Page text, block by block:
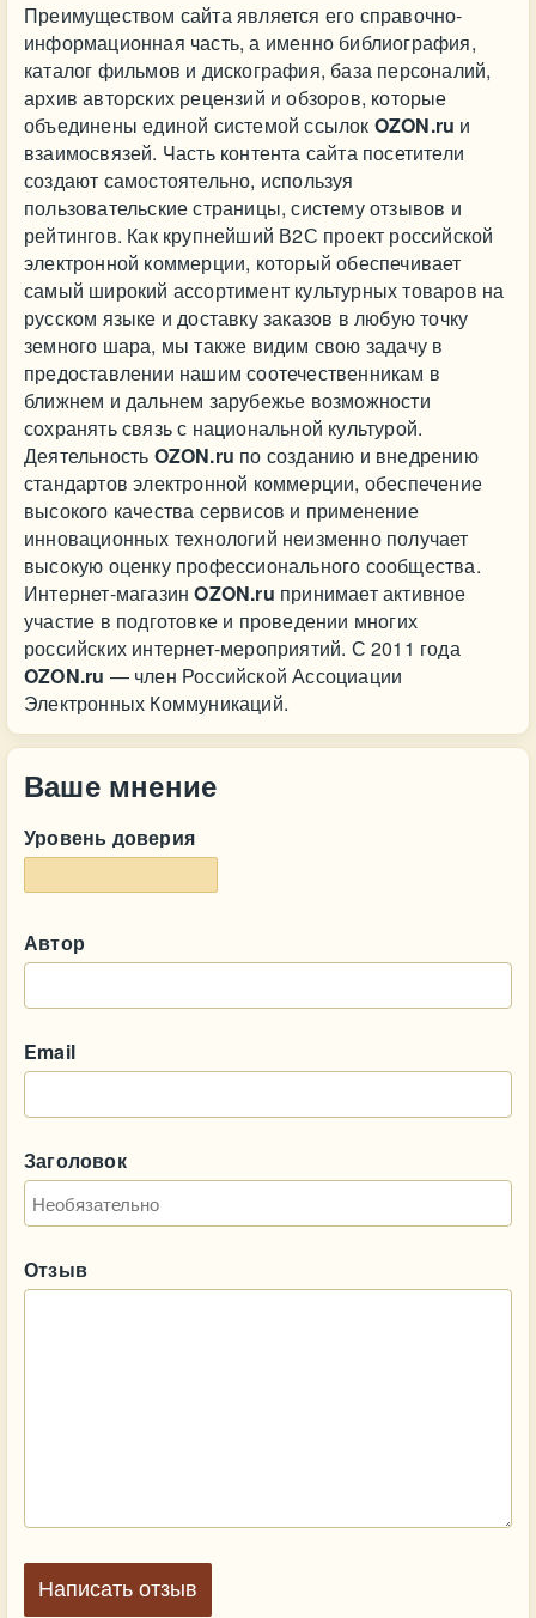
Преимуществом сайта является его справочно-
информационная часть, а именно библиография,
каталог фильмов и дискография, база персоналий,
архив авторских рецензий и обзоров, которые
объединены единой системой ссылок OZON.ru и
взаимосвязей. Часть контента сайта посетители
создают самостоятельно, используя
пользовательские страницы, систему отзывов и
рейтингов. Как крупнейший В2С проект российской
электронной коммерции, который обеспечивает
самый широкий ассортимент культурных товаров на
русском языке и доставку заказов в любую точку
земного шара, мы также видим свою задачу в
предоставлении нашим соотечественникам в
ближнем и дальнем зарубежье возможности
сохранять связь с национальной культурой.
Деятельность OZON.ru по созданию и внедрению
стандартов электронной коммерции, обеспечение
высокого качества сервисов и применение
инновационных технологий неизменно получает
высокую оценку профессионального сообщества.
Интернет-магазинOZON.ru принимает активное
участие в подготовке и проведении многих
российских интернет-мероприятий. С 2011 года
OZON.ru — член Российской Ассоциации
Электронных Коммуникаций.
Ваше мнение
Уровень доверия
Автор
Email
Заголовок
Отзыв
Написать отзыв